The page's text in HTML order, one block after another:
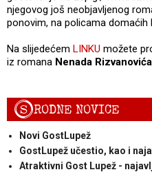
njegovog još neobjavljenog
ponovim, na policama domaćih
Na slijedećem LINKU možete
iz romana Nenada Rizvanovića
SRODNE NOVICE
Novi GostLupež
GostLupež učestio, kao i
Atraktivni Gost Lupež -